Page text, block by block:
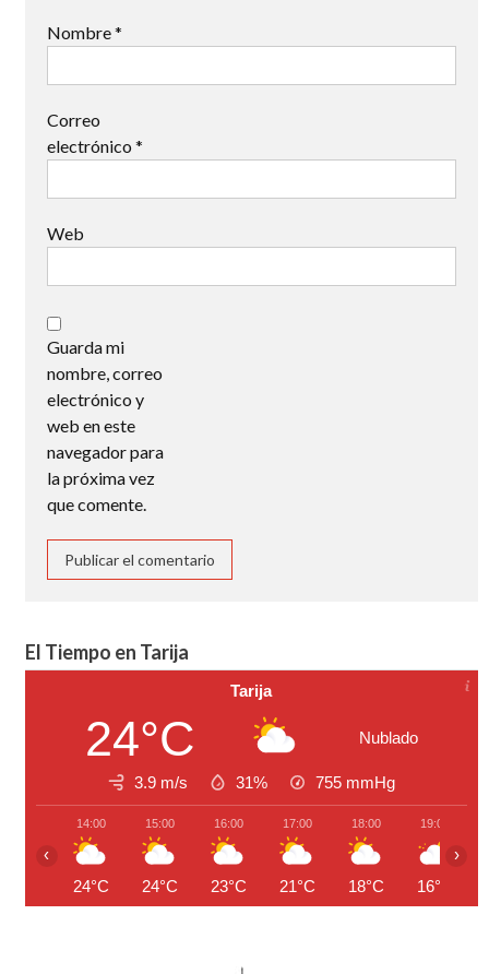
Nombre*
Correo
electrónico *
Web
Guarda mi
nombre, correo
electrónico y
web en este
navegador para
la próxima vez
que comente.
El Tiempo en Tarija
Tarija
24°C Nublado
3.9 m/s 31% 755 mmHg
14:00
24°C
15:00
24°C
16:00
23°C
17:00
21°C
18:00
18°C
19:00
16°C
‹ ›